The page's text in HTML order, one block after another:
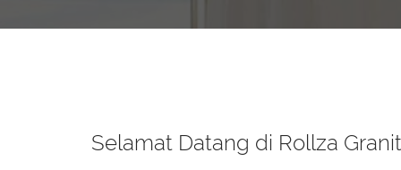
Selamat Datang di Rollza